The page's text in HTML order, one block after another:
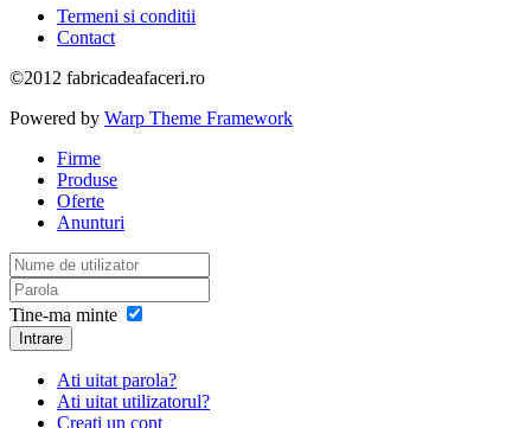
Termeni si conditii
Contact
©2012 fabricadeafaceri.ro
Powered by Warp Theme Framework
Firme
Produse
Oferte
Anunturi
Tine-ma minte
Intrare
Ati uitat parola?
Ati uitat utilizatorul?
Creati un cont